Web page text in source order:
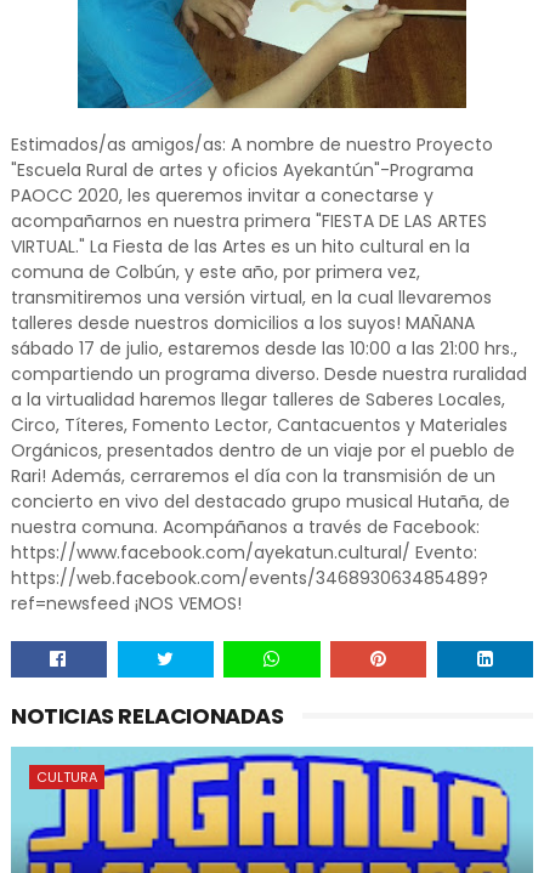
Estimados/as amigos/as: A nombre de nuestro Proyecto
"Escuela Rural de artes y oficios Ayekantún"-Programa
PAOCC 2020, les queremos invitar a conectarse y
acompañarnos en nuestra primera "FIESTA DE LAS ARTES
VIRTUAL." La Fiesta de las Artes es un hito cultural en la
comuna de Colbún, y este año, por primera vez,
transmitiremos una versión virtual, en la cual llevaremos
talleres desde nuestros domicilios a los suyos! MAÑANA
sábado 17 de julio, estaremos desde las 10:00 a las 21:00 hrs.,
compartiendo un programa diverso. Desde nuestra ruralidad
a la virtualidad haremos llegar talleres de Saberes Locales,
Circo, Títeres, Fomento Lector, Cantacuentos y Materiales
Orgánicos, presentados dentro de un viaje por el pueblo de
Rari! Además, cerraremos el día con la transmisión de un
concierto en vivo del destacado grupo musical Hutaña, de
nuestra comuna. Acompáñanos a través de Facebook:
https://www.facebook.com/ayekatun.cultural/ Evento:
https://web.facebook.com/events/346893063485489?
ref=newsfeed ¡NOS VEMOS!
NOTICIAS RELACIONADAS
CULTURA